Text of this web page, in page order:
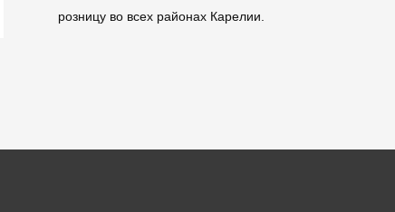
розницу во всех районах Карелии.